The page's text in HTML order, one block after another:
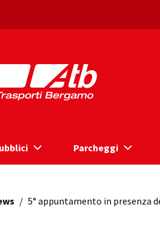
Parcheggi
/ 5° appuntamento in presenza